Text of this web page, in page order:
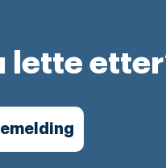
lette